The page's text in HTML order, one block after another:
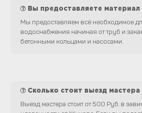
Вы предоставляете материал
Мы предоставляем всё необходимое
водоснабжения начиная от труб и
бетонными кольцами и насосами.
Сколько стоит выезд мастера
Выезд мастера стоит от 500 Руб. в